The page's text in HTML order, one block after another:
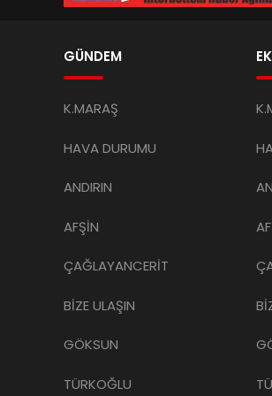
GÜNDEM
K.MARAŞ
HAVA DURUMU
ANDIRIN
AFŞİN
ÇAĞLAYANCERİT
BİZE ULAŞIN
GÖKSUN
TÜRKOĞLU